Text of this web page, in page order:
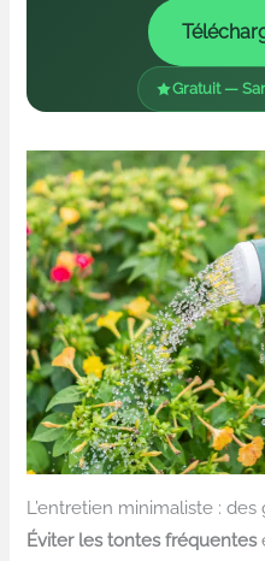
Gratuit —
L’entretien minimaliste :
Éviter les tontes fréquentes